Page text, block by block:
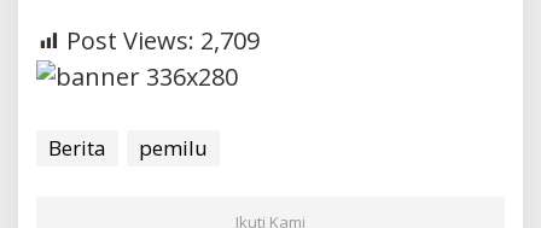
Post Views: 2,709
Berita pemilu
Ikuti Kami